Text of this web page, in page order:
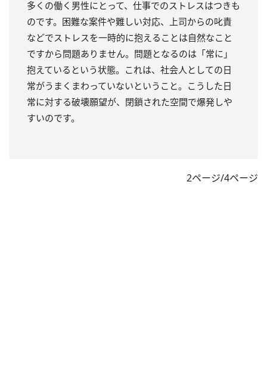
多くの働く男性にとって、仕事でのストレスはつきも
のです。困難な案件や難しい対応、上司からの叱責
などでストレスを一時的に抱えることは自然なこと
ですから問題ありません。問題となるのは「常に」
抱えているという状態。これは、社会人としての日
常がうまくまわっていないということ。こうした日
常に対する破壊願望が、閉鎖された空間で爆発しや
すいのです。
2ページ/4ページ